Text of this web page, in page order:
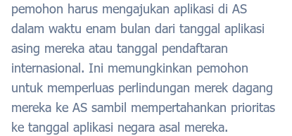
pemohon harus mengajukan aplikasi di AS
dalam waktu enam bulan dari tanggal aplikasi
asing mereka atau tanggal pendaftaran
internasional. Ini memungkinkan pemohon
untuk memperluas perlindungan merek dagang
mereka ke AS sambil mempertahankan prioritas
ke tanggal aplikasi negara asal mereka.